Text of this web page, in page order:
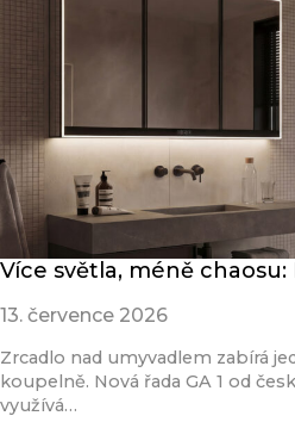
Více světla, méně chaosu:
13. července 2026
Zrcadlo nad umyvadlem zabírá
koupelně. Nová řada GA 1 od
využívá…